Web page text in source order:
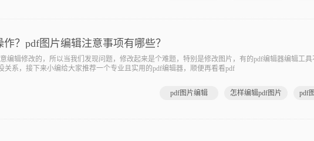
？pdf图片编辑注意事项有哪些？
辑修改的，所以当我们发现问题，修改起来是个难题，特别是修改图片，有的pdf编辑器编辑工具
关系，接下来小编给大家推荐一个专业且实用的pdf编辑器，顺便再看看pdf
pdf图片编辑 怎样编辑pdf图片 pdf